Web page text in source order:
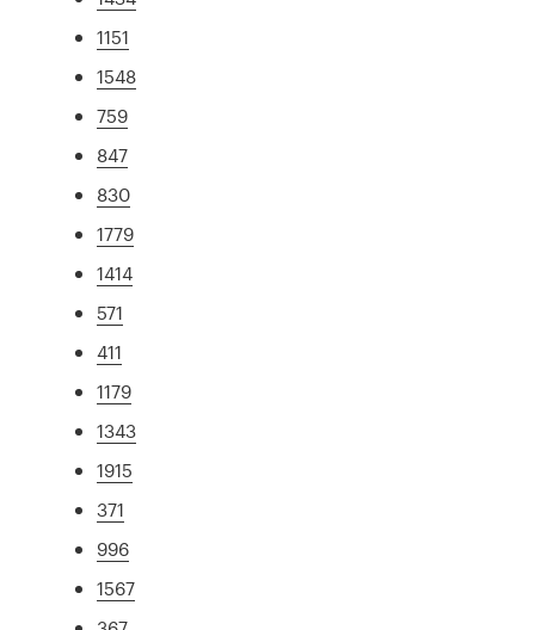
1151
1548
759
847
830
1779
1414
571
411
1179
1343
1915
371
996
1567